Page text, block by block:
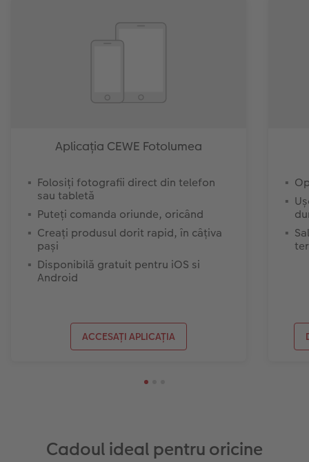
Aplicația CEWE Fotolumea
Folosiți fotografii direct din telefon
sau tabletă
Puteți comanda oriunde, oricând
Creați produsul dorit rapid, în câțiva
pași
Disponibilă gratuit pentru iOS si
Android
ACCESAȚI APLICAȚIA
Cadoul ideal pentru oricine